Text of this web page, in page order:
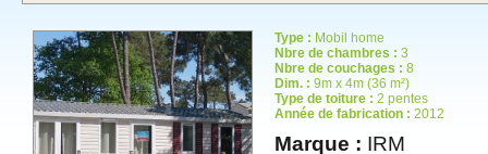
Type : Mobil home
Nbre de chambres : 3
Nbre de couchages : 8
Dim. : 9m x 4m (36 m²)
Type de toiture : 2 pentes
Année de fabrication : 2012
Marque : IRM